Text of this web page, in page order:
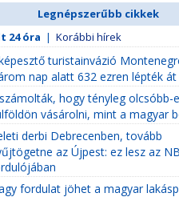
Legnépszerűbb cikkek
24 óra | Korábbi hírek
turistainvázió
nap alatt 632 ezren lépték
hogy tényleg olcsóbb-e
vásárolni, mint a magyar
derbi Debrecenben, tovább
az Újpest: ez lesz az
fordulat jöhet a magyar